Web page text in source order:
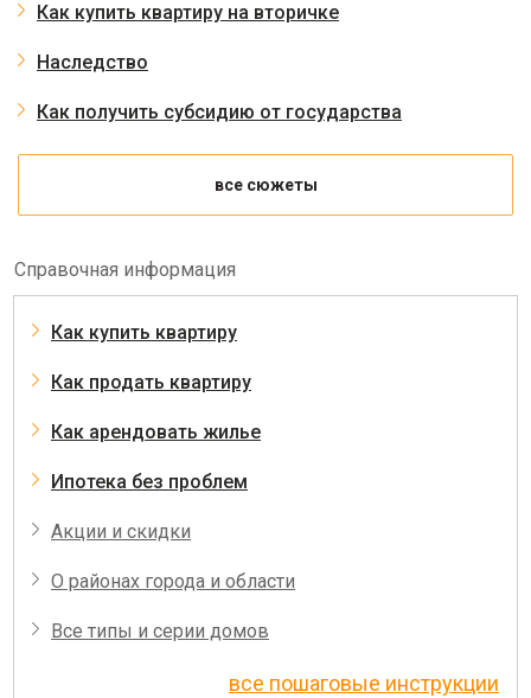
Как купить квартиру на вторичке
Наследство
Как получить субсидию от государства
все сюжеты
Справочная информация
Как купить квартиру
Как продать квартиру
Как арендовать жилье
Ипотека без проблем
Акции и скидки
О районах города и области
Все типы и серии домов
все пошаговые инструкции